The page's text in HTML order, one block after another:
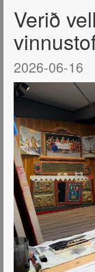
Verið
2026-06-16